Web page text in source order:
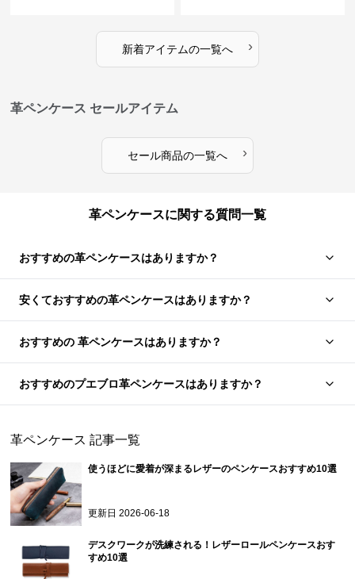
新着アイテムの一覧へ ›
革ペンケース セールアイテム
セール商品の一覧へ ›
革ペンケースに関する質問一覧
おすすめの革ペンケースはありますか？
安くておすすめの革ペンケースはありますか？
おすすめの 革ペンケースはありますか？
おすすめのプエブロ革ペンケースはありますか？
革ペンケース 記事一覧
使うほどに愛着が深まるレザーのペンケースおすすめ10選
更新日2026-06-18
デスクワークが洗練される！レザーロールペンケースおす
すめ10選